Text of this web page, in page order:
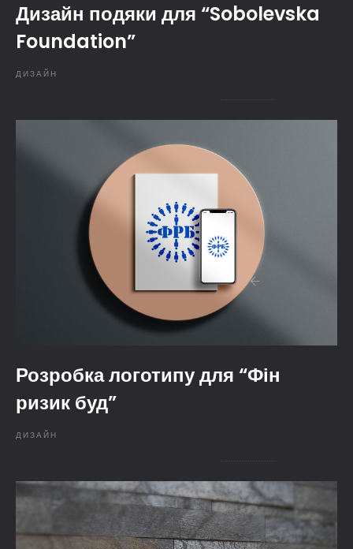
Дизайн подяки для “Sobolevska
Foundation”
ДИЗАЙН
Розробка логотипу для “Фін
ризик буд”
ДИЗАЙН